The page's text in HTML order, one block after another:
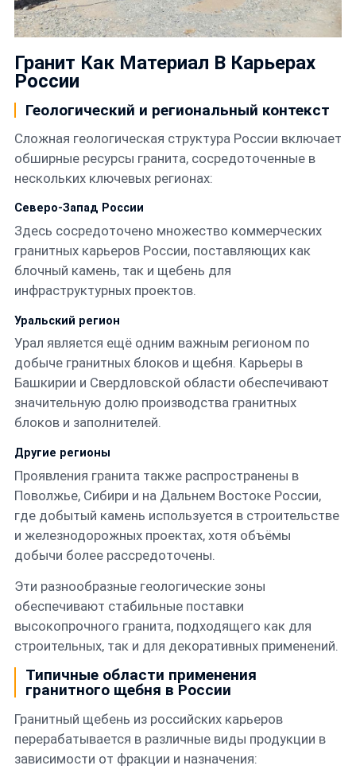
Русский
Гранит Как Материал В Карьерах
России
Геологический и региональный контекст
Сложная геологическая структура России включает
обширные ресурсы гранита, сосредоточенные в
нескольких ключевых регионах:
Северо-Запад России
Здесь сосредоточено множество коммерческих
гранитных карьеров России, поставляющих как
блочный камень, так и щебень для
инфраструктурных проектов.
Уральский регион
Урал является ещё одним важным регионом по
добыче гранитных блоков и щебня. Карьеры в
Башкирии и Свердловской области обеспечивают
значительную долю производства гранитных
блоков и заполнителей.
Другие регионы
Проявления гранита также распространены в
Поволжье, Сибири и на Дальнем Востоке России,
где добытый камень используется в строительстве
и железнодорожных проектах, хотя объёмы
добычи более рассредоточены.
Эти разнообразные геологические зоны
обеспечивают стабильные поставки
высокопрочного гранита, подходящего как для
строительных, так и для декоративных применений.
Типичные области применения
гранитного щебня в России
Гранитный щебень из российских карьеров
перерабатывается в различные виды продукции в
зависимости от фракции и назначения: